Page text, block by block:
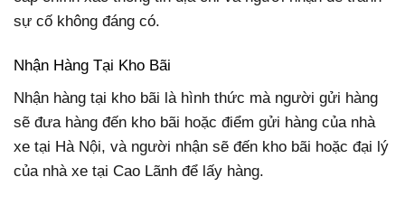
sự cố không đáng có.
Nhận Hàng Tại Kho Bãi
Nhận hàng tại kho bãi là hình thức mà người gửi hàng
sẽ đưa hàng đến kho bãi hoặc điểm gửi hàng của nhà
xe tại Hà Nội, và người nhận sẽ đến kho bãi hoặc đại lý
của nhà xe tại Cao Lãnh để lấy hàng.